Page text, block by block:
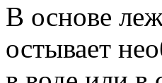
В основе
остывает